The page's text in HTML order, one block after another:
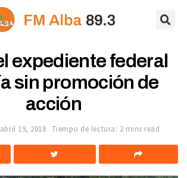
expediente federal
sin promoción de
acción
abril 19, 2018 Tiempo de lectura: 2 mins read